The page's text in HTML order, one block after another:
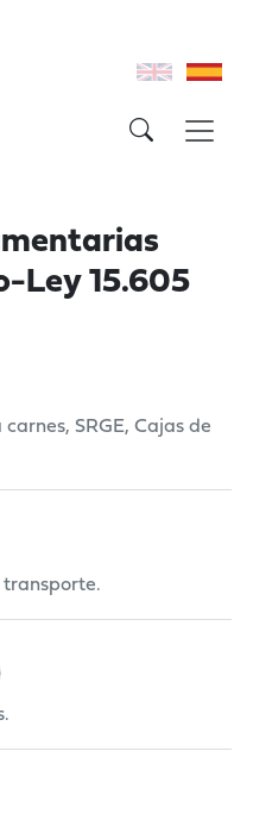
Ley 15.605
SRGE, Cajas de
transporte.